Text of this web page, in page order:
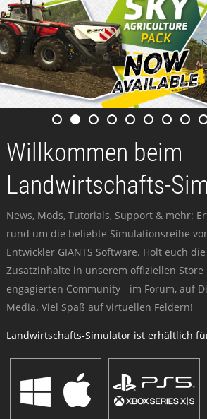
Willkommen beim
Landwirtschafts-
News, Mods, Tutorials, Support & mehr:
rund um die beliebte Simulationsreihe
Entwickler GIANTS Software. Holt euch
Zusatzinhalte in unserem offiziellen
engagierten Community - im Forum, auf
Media. Viel Spaß auf virtuellen Feldern!
Landwirtschafts-Simulator ist erhältlich